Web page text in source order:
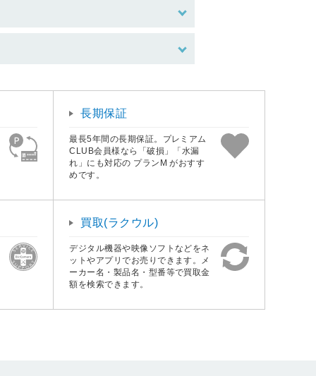
長期保証
最長5年間の長期保証。プレミアム
CLUB会員様なら「破損」「水漏
れ」にも対応の プランM がおすす
めです。
買取(ラクウル)
デジタル機器や映像ソフトなどをネ
ットやアプリでお売りできます。メ
ーカー名・製品名・型番等で買取金
額を検索できます。